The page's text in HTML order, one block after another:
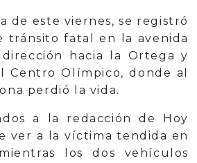
de este viernes, se registró
tránsito fatal en la avenida
hacia la Ortega y
Centro Olímpico, donde al
perdió la vida.
a la redacción de Hoy
ver a la víctima tendida en
los dos vehículos